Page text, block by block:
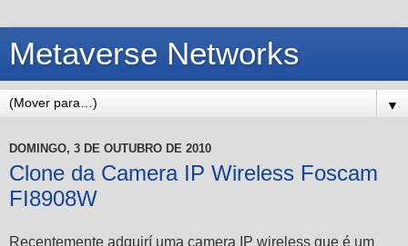
Metaverse Networks
▼
DOMINGO, 3 DE OUTUBRO DE 2010
Clone da Camera IP Wireless Foscam
FI8908W
Recentemente adquirí uma camera IP wireless que é um